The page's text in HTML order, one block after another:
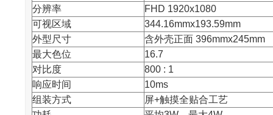
分辨率
FHD 1920x1080
可视区域
344.16mmx193.59mm
外型尺寸
含外壳正面 396mmx245mm
最大色位
16.7
对比度
800 : 1
响应时间
10ms
组装方式
屏+触摸全贴合工艺